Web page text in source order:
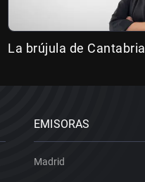
La brújula de Cantabria
EMISORAS
Madrid